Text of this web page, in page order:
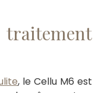
, le Cellu M6 est